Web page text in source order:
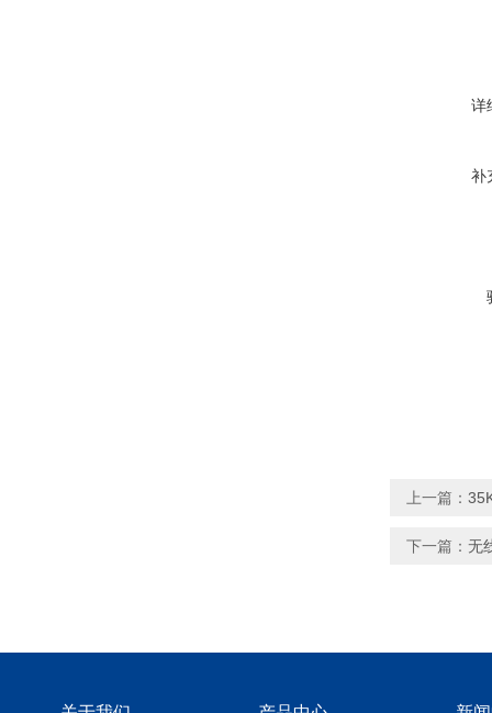
详
补
上一篇：
下一篇： 无